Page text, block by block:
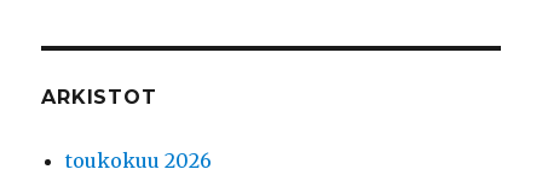
ARKISTOT
toukokuu 2026